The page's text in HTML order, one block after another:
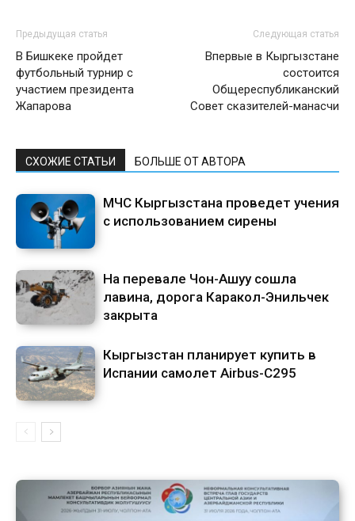
Предыдущая статья
В Бишкеке пройдет
футбольный турнир с
участием президента
Жапарова
Следующая статья
Впервые в Кыргызстане
состоится
Общереспубликанский
Совет сказителей-манасчи
СХОЖИЕ СТАТЬИ БОЛЬШЕ ОТ АВТОРА
МЧС Кыргызстана проведет учения
с использованием сирены
На перевале Чон-Ашуу сошла
лавина, дорога Каракол-Энильчек
закрыта
Кыргызстан планирует купить в
Испании самолет Airbus-C295